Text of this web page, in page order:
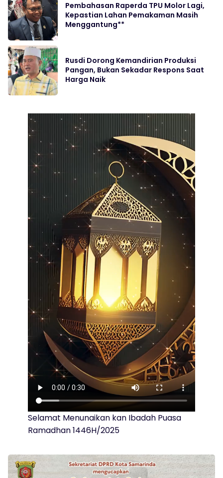
Pembahasan Raperda TPU Molor Lagi,
Kepastian Lahan Pemakaman Masih
Menggantung**
Rusdi Dorong Kemandirian Produksi
Pangan, Bukan Sekadar Respons Saat
Harga Naik
Selamat Menunaikan kan Ibadah Puasa
Ramadhan 1446H/2025